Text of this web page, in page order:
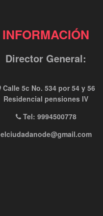
INFORMACIÓN
Director General:
Calle 5c No. 534 por 54 y 56
Residencial pensiones IV
Tel: 9994500778
elciudadanode@gmail.com